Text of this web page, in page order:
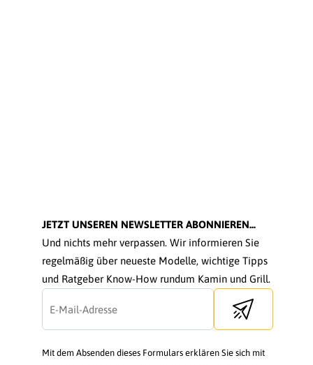
JETZT UNSEREN NEWSLETTER ABONNIEREN...
Und nichts mehr verpassen. Wir informieren Sie
regelmäßig über neueste Modelle, wichtige Tipps
und Ratgeber Know-How rundum Kamin und Grill.
Send newsletter
Mit dem Absenden dieses Formulars erklären Sie sich mit